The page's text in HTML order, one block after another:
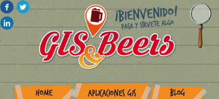
HOME APLICACIONES GIS BLOG